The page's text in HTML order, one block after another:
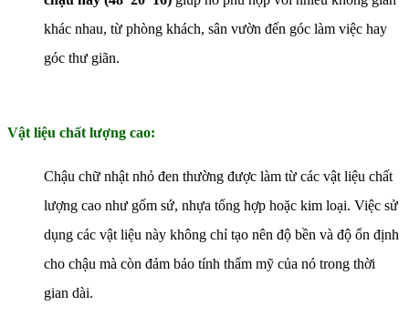
khác nhau, từ phòng khách, sân vườn đến góc làm việc hay
góc thư giãn.
Vật liệu chất lượng cao:
Chậu chữ nhật nhỏ đen thường được làm từ các vật liệu chất
lượng cao như gốm sứ, nhựa tổng hợp hoặc kim loại. Việc sử
dụng các vật liệu này không chỉ tạo nên độ bền và độ ổn định
cho chậu mà còn đảm bảo tính thẩm mỹ của nó trong thời
gian dài.